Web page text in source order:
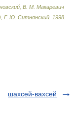
В. М. Макаревич
Г. Ю. Ситнянский 1998
шахсей-вахсей